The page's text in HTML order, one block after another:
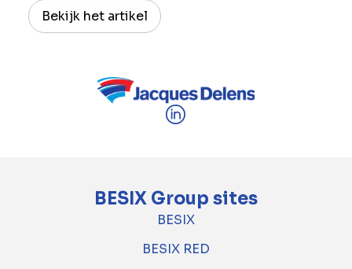
Bekijk het artikel
BESIX Group sites
BESIX
BESIX RED